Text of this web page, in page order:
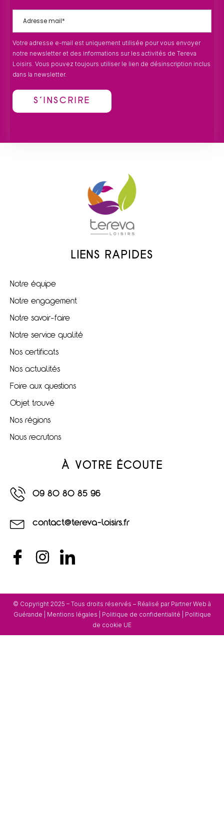
Votre adresse e-mail est uniquement utilisée pour vous envoyer
notre newsletter et des informations sur les activités de Tereva
Loisirs. Vous pouvez toujours utiliser le lien de désinscription inclus
dans la newsletter.
LIENS RAPIDES
Notre équipe
Notre engagement
Notre savoir-faire
Notre service qualité
Nos certificats
Nos actualités
Foire aux questions
Objet trouvé
Nos régions
Nous recrutons
À VOTRE ÉCOUTE
09 80 80 85 96
contact@tereva-loisirs.fr
© Copyright 2025 – Tous droits réservés – Réalisé par Partner Web à
Guérande
Mentions légales Politique de confidentialité
Politique
de cookie UE